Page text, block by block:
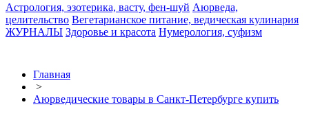
Астрология, эзотерика, васту, фен-шуй Аюрведа,
целительство Вегетарианское питание, ведическая кулинария
ЖУРНАЛЫ Здоровье и красота Нумерология, суфизм
Главная
>
Аюрведические товары в Санкт-Петербурге купить